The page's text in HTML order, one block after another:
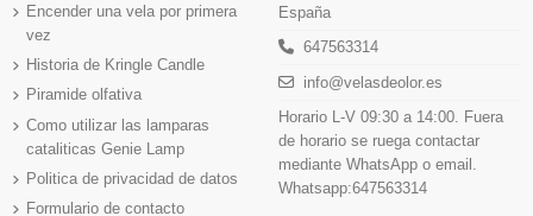
Encender una vela por primera
vez
Historia de Kringle Candle
Piramide olfativa
Como utilizar las lamparas
cataliticas Genie Lamp
Politica de privacidad de datos
Formulario de contacto
España
647563314
info@velasdeolor.es
Horario L-V 09:30 a 14:00. Fuera
de horario se ruega contactar
mediante WhatsApp o email.
Whatsapp:647563314